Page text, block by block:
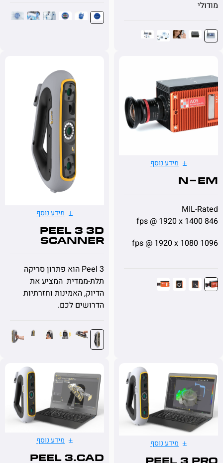
מידע נוסף
N-
מידע נוסף
Peel 3 3D
scanner
Peel 3 הוא פתרון סריקה
תלת-ממדית המציע את
הדיוק, האמינות וחזרתיות
הדרושים לכם.
מידע נוסף מידע נוסף
Peel 3.CAD